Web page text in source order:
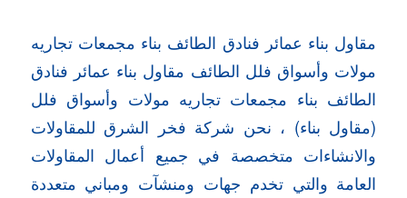
مقاول بناء عمائر فنادق الطائف بناء مجمعات تجاريه
مولات وأسواق فلل الطائف مقاول بناء عمائر فنادق
الطائف بناء مجمعات تجاريه مولات وأسواق فلل
(مقاول بناء) ، نحن شركة فخر الشرق للمقاولات
والانشاءات متخصصة في جميع أعمال المقاولات
العامة والتي تخدم جهات ومنشآت ومباني متعددة